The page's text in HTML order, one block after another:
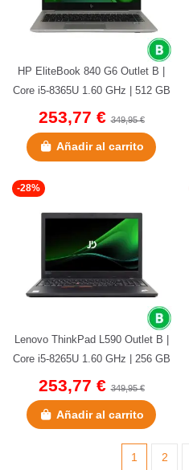
HP EliteBook 840 G6 Outlet B |
Core i5-8365U 1.60 GHz | 512 GB
NVMe | 16 GB DDR4 | 14"...
253,77 €349,95 €
Añadir al carrito
-28%
Lenovo ThinkPad L590 Outlet B |
Core i5-8265U 1.60 GHz | 256 GB
NVMe | 8 GB DDR4 |...
253,77 €349,95 €
Añadir al carrito
1 2